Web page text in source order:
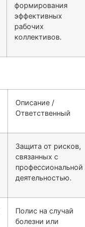
формирования
эффективных
рабочих
коллективов.
Описание /
Ответственный
Защита от рисков,
связанных с
профессиональной
деятельностью.
Полис на случай
болезни или